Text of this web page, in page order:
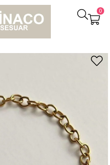
0
Kombinli Lena Bileklik (22 Cm)